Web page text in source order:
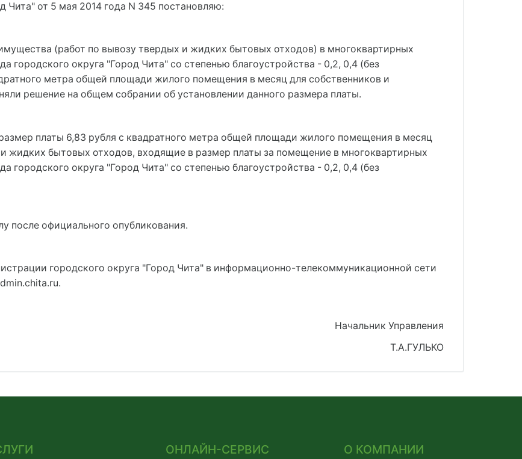
от 5 мая 2014 года N 345 постановляю:
(работ по вывозу твердых и жидких бытовых отходов) в многоквартирных
городского округа "Город Чита" со степенью благоустройства - 0,2, 0,4 (без
метра общей площади жилого помещения в месяц для собственников и
решение на общем собрании об установлении данного размера платы.
платы 6,83 рубля с квадратного метра общей площади жилого помещения в месяц
жидких бытовых отходов, входящие в размер платы за помещение в многоквартирных
городского округа "Город Чита" со степенью благоустройства - 0,2, 0,4 (без
после официального опубликования.
городского округа "Город Чита" в информационно-телекоммуникационной сети
Начальник Управления
Т.А.ГУЛЬКО
ОНЛАЙН-СЕРВИС О КОМПАНИИ